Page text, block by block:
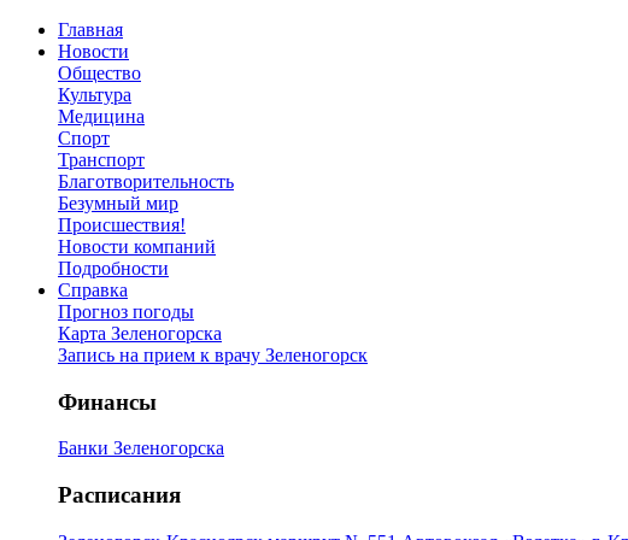
Главная
Новости
Общество
Культура
Медицина
Спорт
Транспорт
Благотворительность
Безумный мир
Происшествия!
Новости компаний
Подробности
Справка
Прогноз погоды
Карта Зеленогорска
Запись на прием к врачу Зеленогорск
Финансы
Банки Зеленогорска
Расписания